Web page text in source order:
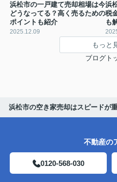
浜松市の一戸建て売却相場は今
どうなってる？高く売るための
ポイントも紹介
2025.12.09
浜
税
も
もっと
ブログト
浜松市の空き家売却はスピードが
不動産の
0120-568-030